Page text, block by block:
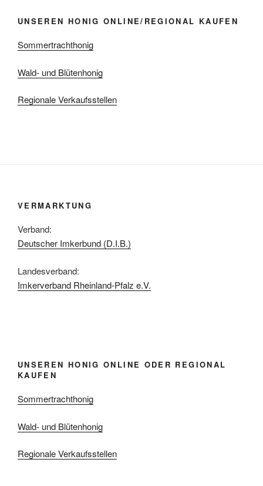
UNSEREN HONIG ONLINE/REGIONAL KAUFEN
Sommertrachthonig
Wald- und Blütenhonig
Regionale Verkaufsstellen
VERMARKTUNG
Verband:
Deutscher Imkerbund (D.I.B.)
Landesverband:
Imkerverband Rheinland-Pfalz e.V.
UNSEREN HONIG ONLINE ODER REGIONAL
KAUFEN
Sommertrachthonig
Wald- und Blütenhonig
Regionale Verkaufsstellen